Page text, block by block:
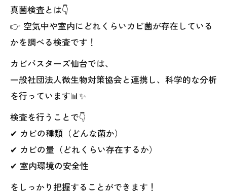
真菌検査とは👇
👉 空気中や室内にどれくらいカビ菌が存在している
かを調べる検査です！
カビバスターズ仙台では、
一般社団法人微生物対策協会と連携し、科学的な分析
を行っています📊✨
検査を行うことで👇
✔ カビの種類（どんな菌か）
✔ カビの量（どれくらい存在するか）
✔ 室内環境の安全性
をしっかり把握することができます！